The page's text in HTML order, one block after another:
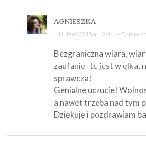
AGNIESZKA
11 lutego 2015 at 12:44 —
Bezgraniczna wiara,
zaufanie- to jest wielka,
sprawcza!
Genialne uczucie!
a nawet trzeba nad tym
Dziękuję i pozdrawiam